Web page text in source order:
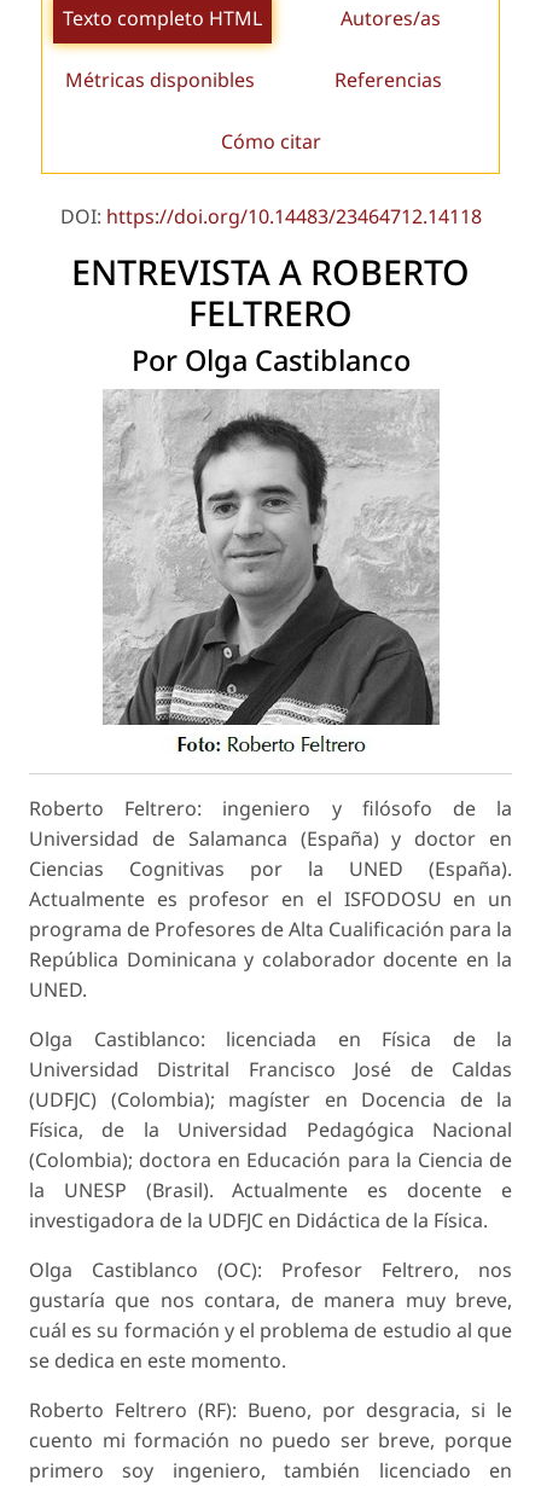
Texto completo HTML Autores/as
Métricas disponibles Referencias
Cómo citar
DOI: https://doi.org/10.14483/23464712.14118
ENTREVISTA A ROBERTO
FELTRERO
Por Olga Castiblanco
Roberto Feltrero: ingeniero y filósofo de la
Universidad de Salamanca (España) y doctor en
Ciencias Cognitivas por la UNED (España).
Actualmente es profesor en el ISFODOSU en un
programa de Profesores de Alta Cualificación para la
República Dominicana y colaborador docente en la
UNED.
Olga Castiblanco: licenciada en Física de la
Universidad Distrital Francisco José de Caldas
(UDFJC) (Colombia); magíster en Docencia de la
Física, de la Universidad Pedagógica Nacional
(Colombia); doctora en Educación para la Ciencia de
la UNESP (Brasil). Actualmente es docente e
investigadora de la UDFJC en Didáctica de la Física.
Olga Castiblanco (OC): Profesor Feltrero, nos
gustaría que nos contara, de manera muy breve,
cuál es su formación y el problema de estudio al que
se dedica en este momento.
Roberto Feltrero (RF): Bueno, por desgracia, si le
cuento mi formación no puedo ser breve, porque
primero soy ingeniero, también licenciado en